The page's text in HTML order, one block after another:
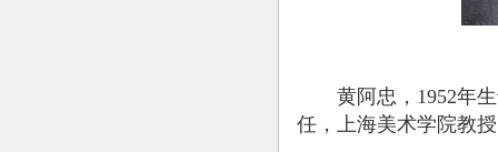
黄阿忠，1952年生
任，上海美术学院教